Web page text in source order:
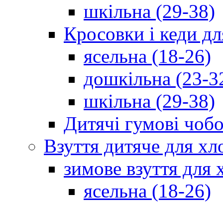
шкільна (29-38)
Кросовки і кеди
ясельна (18-26)
дошкільна (23-
шкільна (29-38)
Дитячі гумові
Взуття дитяче для
зимове взуття для
ясельна (18-26)